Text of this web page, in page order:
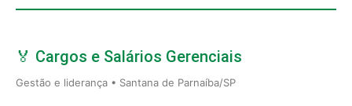
🏅 Cargos e Salários Gerenciais
Gestão e liderança • Santana de Parnaíba/SP